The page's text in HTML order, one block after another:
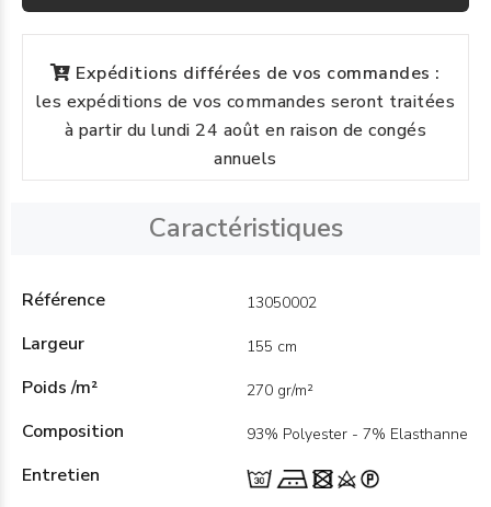
Expéditions différées de vos commandes :
les expéditions de vos commandes seront traitées
à partir du lundi 24 août en raison de congés
annuels
Caractéristiques
Référence 13050002
Largeur 155 cm
Poids /m² 270 gr/m²
Composition 93% Polyester - 7% Elasthanne
Entretien